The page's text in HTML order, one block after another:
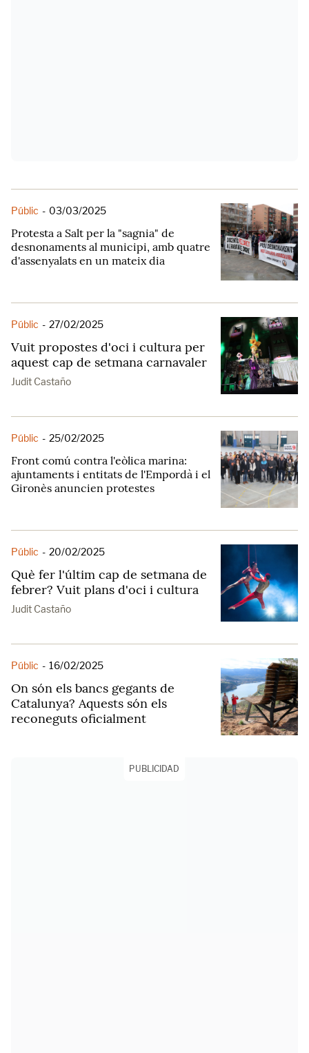
Públic - 03/03/2025
Protesta a Salt per la "sagnia" de
desnonaments al municipi, amb quatre
d'assenyalats en un mateix dia
Públic - 27/02/2025
Vuit propostes d'oci i cultura per
aquest cap de setmana carnavaler
Judit Castaño
Públic - 25/02/2025
Front comú contra l'eòlica marina:
ajuntaments i entitats de l'Empordà i el
Gironès anuncien protestes
Públic - 20/02/2025
Què fer l'últim cap de setmana de
febrer? Vuit plans d'oci i cultura
Judit Castaño
Públic - 16/02/2025
On són els bancs gegants de
Catalunya? Aquests són els
reconeguts oficialment
PUBLICIDAD